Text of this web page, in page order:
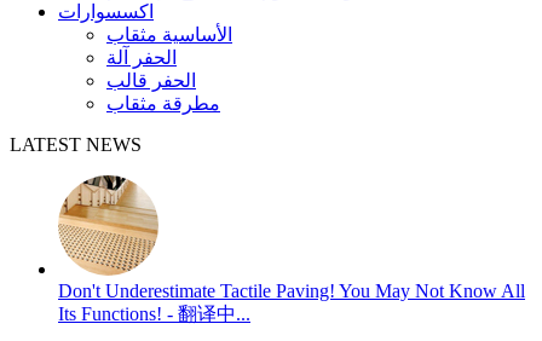
اكسسوارات
الأساسية مثقاب
الحفر آلة
الحفر قالب
مطرقة مثقاب
LATEST NEWS
Don't Underestimate Tactile Paving! You May Not Know All
Its Functions! - 翻译中...